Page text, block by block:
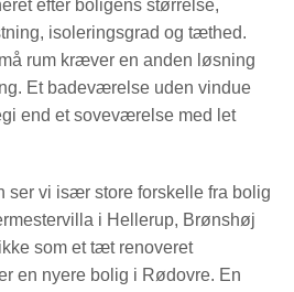
efter boligens størrelse,
isoleringsgrad og tæthed.
rum kræver en anden løsning
Et badeværelse uden vindue
end et soveværelse med let
ser vi især store forskelle fra bolig
i Hellerup, Brønshøj
som et tæt renoveret
en nyere bolig i Rødovre. En